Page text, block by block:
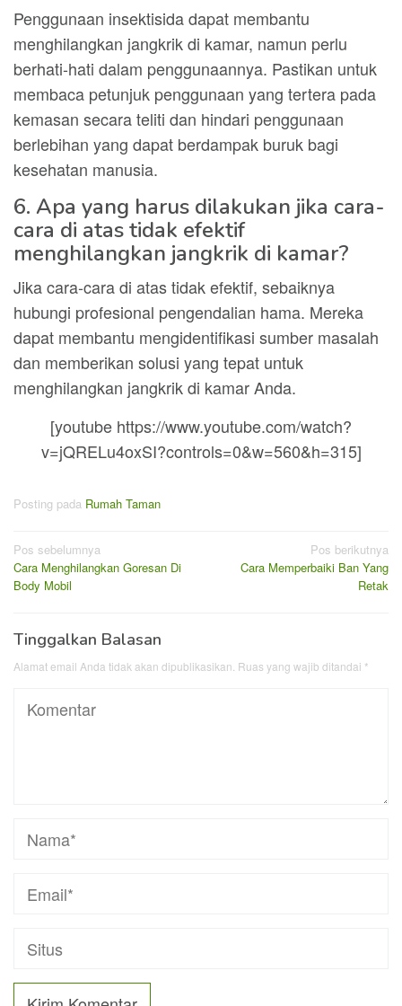
Penggunaan insektisida dapat membantu
menghilangkan jangkrik di kamar, namun perlu
berhati-hati dalam penggunaannya. Pastikan untuk
membaca petunjuk penggunaan yang tertera pada
kemasan secara teliti dan hindari penggunaan
berlebihan yang dapat berdampak buruk bagi
kesehatan manusia.
6. Apa yang harus dilakukan jika cara-
cara di atas tidak efektif
menghilangkan jangkrik di kamar?
Jika cara-cara di atas tidak efektif, sebaiknya
hubungi profesional pengendalian hama. Mereka
dapat membantu mengidentifikasi sumber masalah
dan memberikan solusi yang tepat untuk
menghilangkan jangkrik di kamar Anda.
[youtube https://www.youtube.com/watch?
v=jQRELu4oxSI?controls=0&w=560&h=315]
Posting pada Rumah Taman
Navigasi
pos
Pos sebelumnya
Cara Menghilangkan Goresan Di
Body Mobil
Pos berikutnya
Cara Memperbaiki Ban Yang
Retak
Tinggalkan Balasan
Alamat email Anda tidak akan dipublikasikan. Ruas yang wajib ditandai *